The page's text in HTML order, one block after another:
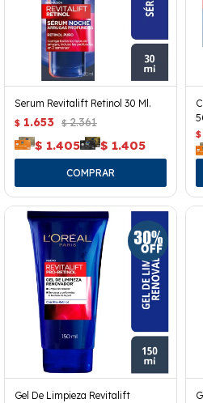
Serum Revitalift Retinol 30 Ml.
$ 1.653 $ 2.361
$ 1.405 $ 1.405
$
Gel De Limpieza Revitalift